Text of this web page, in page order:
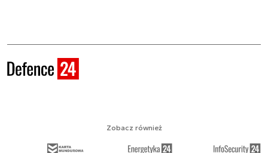
Zobacz również